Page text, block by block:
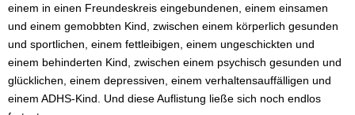
einem in einen Freundeskreis eingebundenen, einem einsamen
und einem gemobbten Kind, zwischen einem körperlich gesunden
und sportlichen, einem fettleibigen, einem ungeschickten und
einem behinderten Kind, zwischen einem psychisch gesunden und
glücklichen, einem depressiven, einem verhaltensauffälligen und
einem ADHS-Kind. Und diese Auflistung ließe sich noch endlos